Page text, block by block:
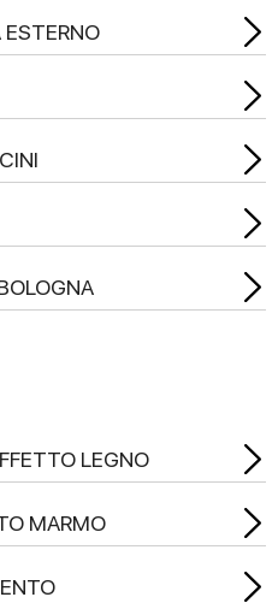
LEGNO
MARMO